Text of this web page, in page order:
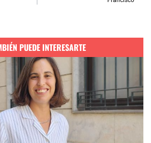
PUEDE INTERESARTE